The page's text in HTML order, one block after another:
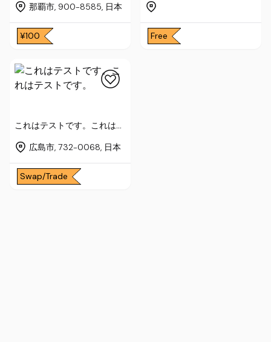
那覇市, 900-8585, 日本
¥100 Free
これはテストです。これはテ
広島市, 732-0068, 日本
Swap/Trade